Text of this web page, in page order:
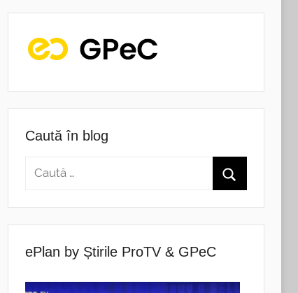
Caută în blog
ePlan by Știrile ProTV & GPeC